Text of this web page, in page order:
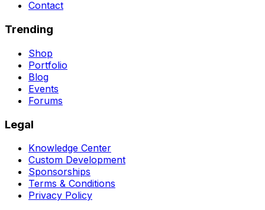
Contact
Trending
Shop
Portfolio
Blog
Events
Forums
Legal
Knowledge Center
Custom Development
Sponsorships
Terms & Conditions
Privacy Policy